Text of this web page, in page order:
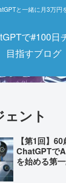
と一緒に月3万円
で#100日
目指すブログ
ント
【第1回】
ChatGPTで
を始める第